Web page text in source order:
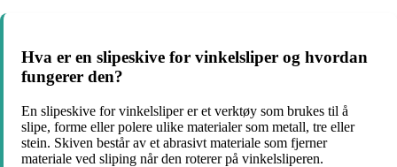
Hva er en slipeskive for vinkelsliper og hvordan
fungerer den?
En slipeskive for vinkelsliper er et verktøy som brukes til å
slipe, forme eller polere ulike materialer som metall, tre eller
stein. Skiven består av et abrasivt materiale som fjerner
materiale ved sliping når den roterer på vinkelsliperen.